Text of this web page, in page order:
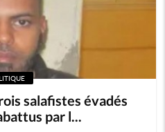
salafistes évadés
par l...